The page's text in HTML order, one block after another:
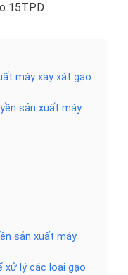
15TPD
máy xay xát gạo
sản xuất máy
sản xuất máy
xử lý các loại gạo